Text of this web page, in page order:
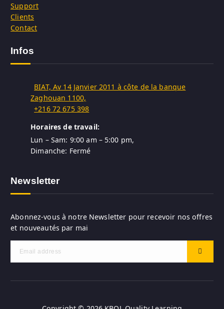
Support
Clients
Contact
Infos
BIAT, Av 14 Janvier 2011 à côte de la banque
Zaghouan 1100,
+216 72 675 398
Horaires de travail:
Lun – Sam: 9:00 am – 5:00 pm,
Dimanche: Fermé
Newsletter
Abonnez-vous à notre Newsletter pour recevoir nos offres
et nouveautés par mai